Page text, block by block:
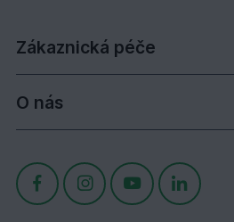
Zákaznická péče
O nás